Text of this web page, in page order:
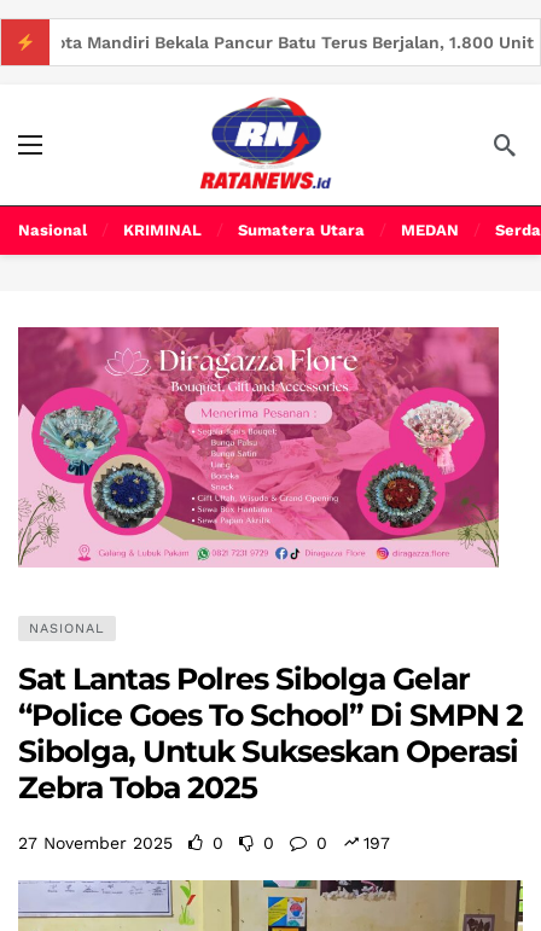
Pancur Batu Terus Berjalan, 1.800 Unit Rumah Telah Terjual
Nasional KRIMINAL Sumatera Utara MEDAN
NASIONAL
Sat Lantas Polres Sibolga Gelar
“Police Goes To School” Di SMPN 2
Sibolga, Untuk Sukseskan Operasi
Zebra Toba 2025
27 November 2025 0 0 0 197